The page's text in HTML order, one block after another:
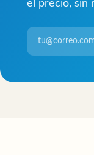
el precio, sin